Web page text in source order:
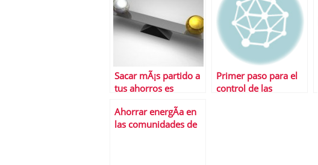
Sacar mÃ¡s partido a
tus ahorros es
inversiones
alternativas
Primer paso para el
control de las
Ahorrar energÃ­a en
las comunidades de